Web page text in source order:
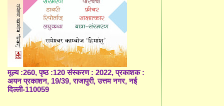
मूल्य :260, पृष्ठ :120 संस्करण : 2022, प्रकाशक :
अयन प्रकाशन, 19/39, राजापुरी, उत्तम नगर, नई
दिल्ली-110059